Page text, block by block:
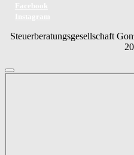
Steuerberatungsgesellschaft